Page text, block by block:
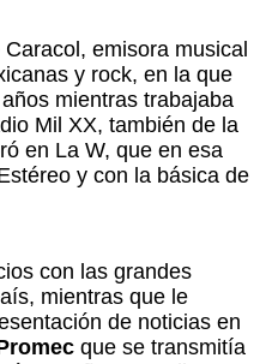
emisora musical
y rock, en la que
mientras trabajaba
Mil XX, también de la
en La W, que en esa
y con la básica de
con las grandes
mientras que le
de noticias en
que se transmitía